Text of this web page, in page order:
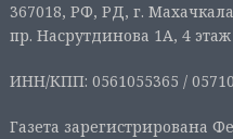
367018, РФ, РД, г.
пр. Насрутдинова 1А, 4 этаж
ИНН/КПП: 0561055365 /
Газета зарегистрирована